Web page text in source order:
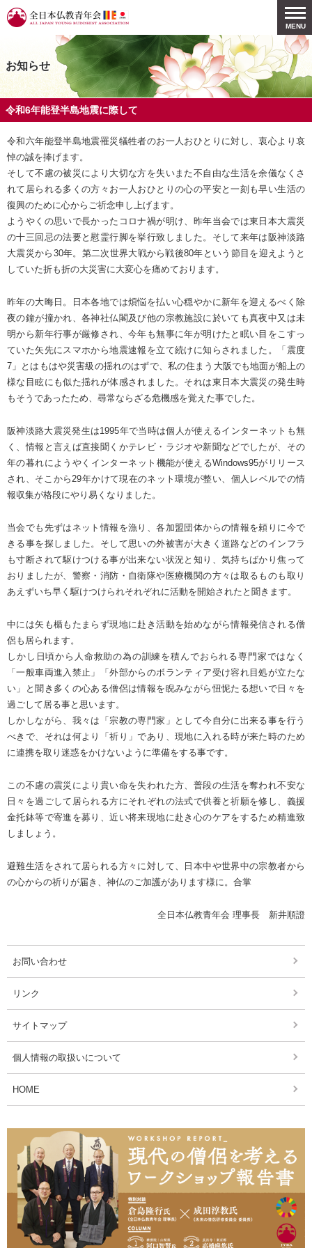
MENU
お知らせ
令和6年能登半島地震に際して
令和六年能登半島地震罹災犠牲者のお一人おひとりに対し、衷心より哀
悼の誠を捧げます。
そして不慮の被災により大切な方を失いまた不自由な生活を余儀なくさ
れて居られる多くの方々お一人おひとりの心の平安と一刻も早い生活の
復興のために心からご祈念申し上げます。
ようやくの思いで長かったコロナ禍が明け、昨年当会では東日本大震災
の十三回忌の法要と慰霊行脚を挙行致しました。そして来年は阪神淡路
大震災から30年。第二次世界大戦から戦後80年という節目を迎えようと
していた折も折の大災害に大変心を痛めております。
昨年の大晦日。日本各地では煩悩を払い心穏やかに新年を迎えるべく除
夜の鐘が撞かれ、各神社仏閣及び他の宗教施設に於いても真夜中又は未
明から新年行事が厳修され、今年も無事に年が明けたと眠い目をこすっ
ていた矢先にスマホから地震速報を立て続けに知らされました。「震度
7」とはもはや災害級の揺れのはずで、私の住まう大阪でも地面が船上の
様な目眩にも似た揺れが体感されました。それは東日本大震災の発生時
もそうであったため、尋常ならざる危機感を覚えた事でした。
阪神淡路大震災発生は1995年で当時は個人が使えるインターネットも無
く、情報と言えば直接聞くかテレビ・ラジオや新聞などでしたが、その
年の暮れにようやくインターネット機能が使えるWindows95がリリース
され、そこから29年かけて現在のネット環境が整い、個人レベルでの情
報収集が格段にやり易くなりました。
当会でも先ずはネット情報を漁り、各加盟団体からの情報を頼りに今で
きる事を探しました。そして思いの外被害が大きく道路などのインフラ
も寸断されて駆けつける事が出来ない状況と知り、気持ちばかり焦って
おりましたが、警察・消防・自衛隊や医療機関の方々は取るものも取り
あえずいち早く駆けつけられそれぞれに活動を開始されたと聞きます。
中には矢も楯もたまらず現地に赴き活動を始めながら情報発信される僧
侶も居られます。
しかし日頃から人命救助の為の訓練を積んでおられる専門家ではなく
「一般車両進入禁止」「外部からのボランティア受け容れ目処が立たな
い」と聞き多くの心ある僧侶は情報を睨みながら忸怩たる想いで日々を
過ごして居る事と思います。
しかしながら、我々は「宗教の専門家」として今自分に出来る事を行う
べきで、それは何より「祈り」であり、現地に入れる時が来た時のため
に連携を取り迷惑をかけないように準備をする事です。
この不慮の震災により貴い命を失われた方、普段の生活を奪われ不安な
日々を過ごして居られる方にそれぞれの法式で供養と祈願を修し、義援
金托鉢等で寄進を募り、近い将来現地に赴き心のケアをするため精進致
しましょう。
避難生活をされて居られる方々に対して、日本中や世界中の宗教者から
の心からの祈りが届き、神仏のご加護があります様に。合掌
全日本仏教青年会 理事長 新井順證
お問い合わせ
リンク
サイトマップ
個人情報の取扱いについて
HOME